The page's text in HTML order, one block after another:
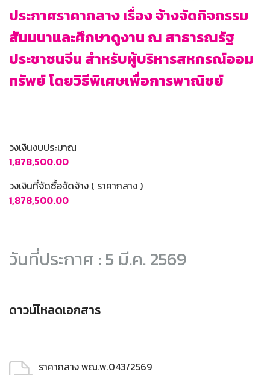
ประกาศราคากลาง เรื่อง จ้างจัดกิจกรรม
สัมมนาและศึกษาดูงาน ณ สาธารณรัฐ
ประชาชนจีน สำหรับผู้บริหารสหกรณ์ออม
ทรัพย์ โดยวิธีพิเศษเพื่อการพาณิชย์
วงเงินงบประมาณ
1,878,500.00
วงเงินที่จัดซื้อจัดจ้าง ( ราคากลาง )
1,878,500.00
วันที่ประกาศ : 5 มี.ค. 2569
ดาวน์โหลดเอกสาร
ราคากลาง พณ.พ.043/2569